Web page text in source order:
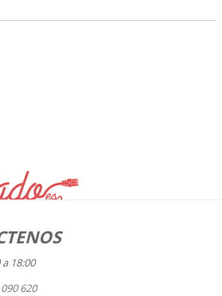
a 18:00
620